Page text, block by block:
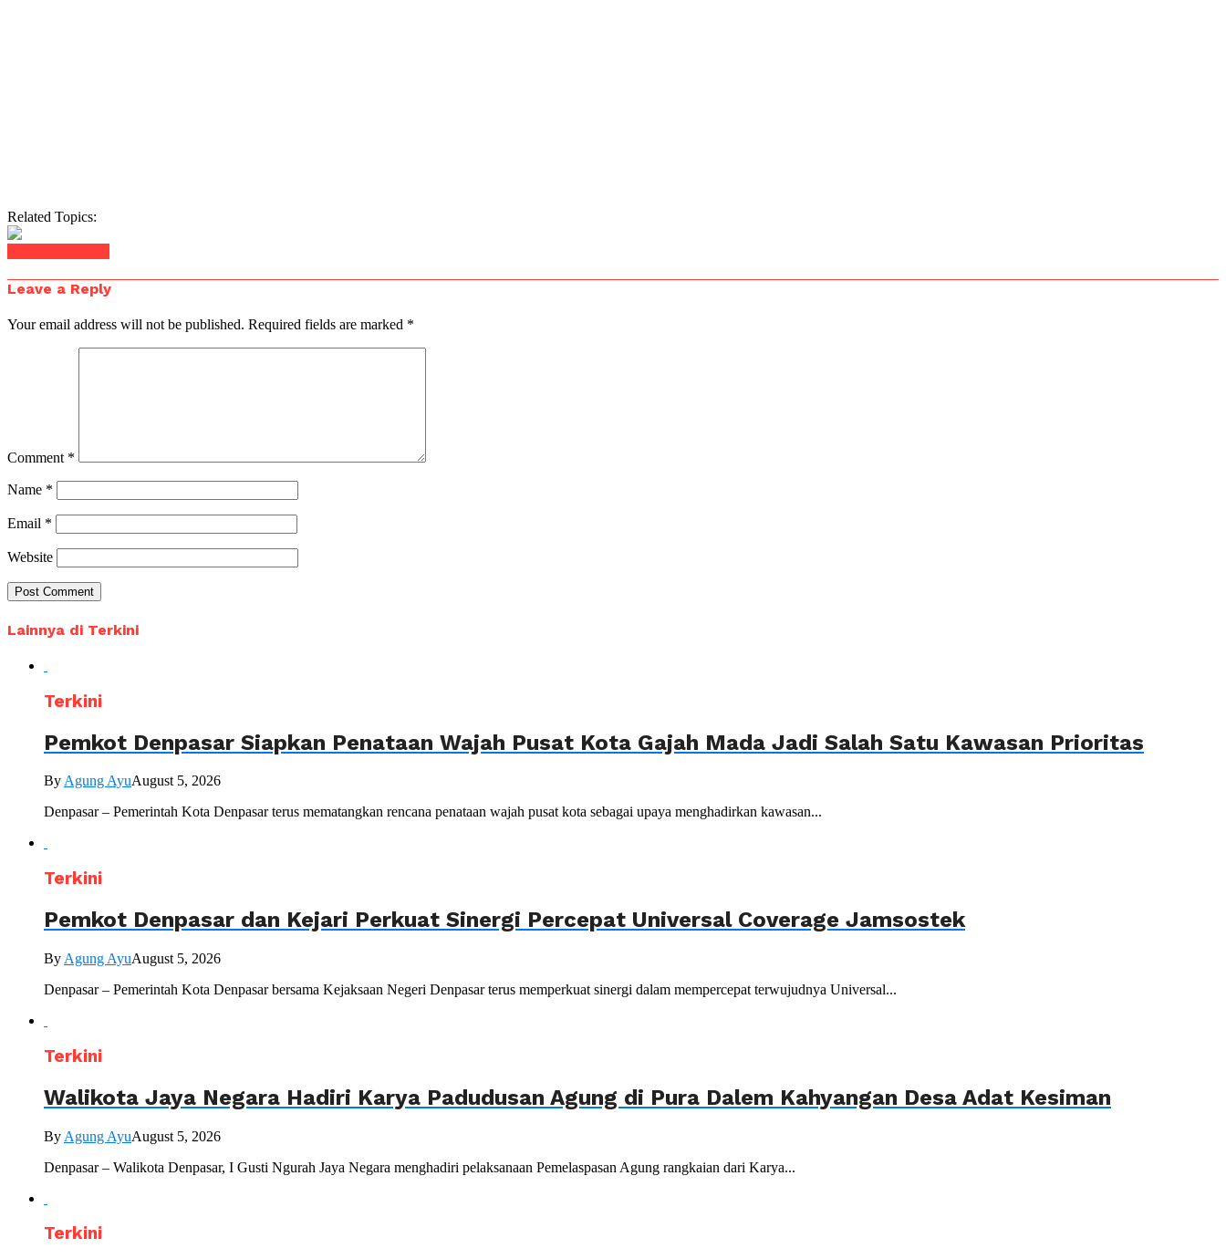
Related Topics:
Leave a Reply
Your email address will not be published. Required fields are marked *
Comment *
Name *
Email *
Website
Lainnya di Terkini
Terkini
Pemkot Denpasar Siapkan Penataan Wajah Pusat Kota Gajah Mada Jadi Salah Satu Kawasan Prioritas
ByAgung AyuAugust 5, 2026
Denpasar – Pemerintah Kota Denpasar terus mematangkan rencana penataan wajah pusat kota sebagai upaya menghadirkan kawasan...
Terkini
Pemkot Denpasar dan Kejari Perkuat Sinergi Percepat Universal Coverage Jamsostek
By Agung AyuAugust 5, 2026
Denpasar – Pemerintah Kota Denpasar bersama Kejaksaan Negeri Denpasar terus memperkuat sinergi dalam mempercepat terwujudnya Universal...
Terkini
Walikota Jaya Negara Hadiri Karya Padudusan Agung di Pura Dalem Kahyangan Desa Adat Kesiman
By Agung AyuAugust 5, 2026
Denpasar – Walikota Denpasar, I Gusti Ngurah Jaya Negara menghadiri pelaksanaan Pemelaspasan Agung rangkaian dari Karya...
Terkini